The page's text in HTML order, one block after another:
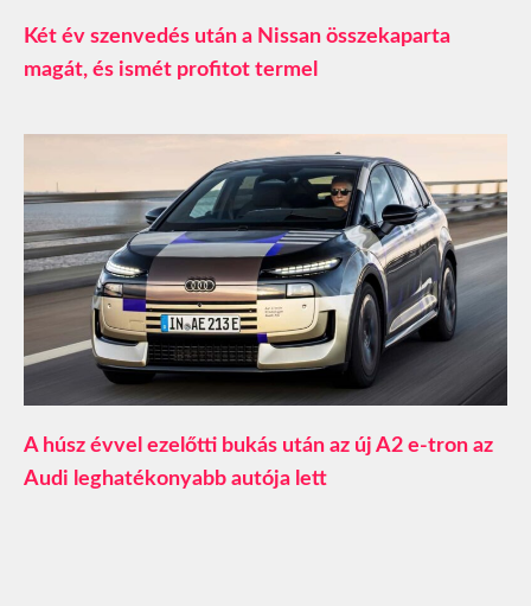
Két év szenvedés után a Nissan összekaparta
magát, és ismét profitot termel
A húsz évvel ezelőtti bukás után az új A2 e-tron az
Audi leghatékonyabb autója lett